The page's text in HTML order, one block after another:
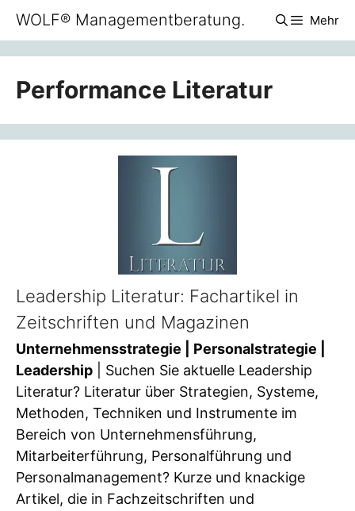
Zum
Inhalt
springen
WOLF® Managementberatung. Mehr
Performance Literatur
Leadership Literatur: Fachartikel in
Zeitschriften und Magazinen
Unternehmensstrategie | Personalstrategie |
Leadership | Suchen Sie aktuelle Leadership
Literatur? Literatur über Strategien, Systeme,
Methoden, Techniken und Instrumente im
Bereich von Unternehmensführung,
Mitarbeiterführung, Personalführung und
Personalmanagement? Kurze und knackige
Artikel, die in Fachzeitschriften und